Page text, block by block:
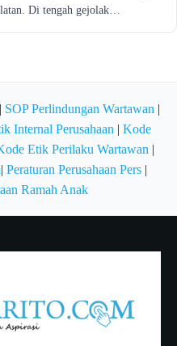
Di tengah gejolak…
| SOP Perlindungan Wartawan |
Internal Perusahaan | Kode
Etik Perilaku Wartawan |
| Peraturan Perusahaan Pers|
Ramah Anak